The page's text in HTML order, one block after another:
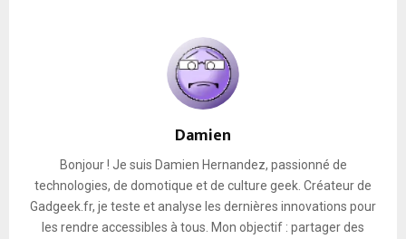
Damien
Bonjour ! Je suis Damien Hernandez, passionné de
technologies, de domotique et de culture geek. Créateur de
Gadgeek.fr, je teste et analyse les dernières innovations pour
les rendre accessibles à tous. Mon objectif : partager des